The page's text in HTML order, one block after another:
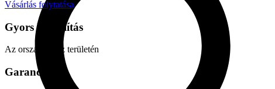
Vásárlás folytatása
Gyors kiszállítás
Az ország egész területén
Garancia